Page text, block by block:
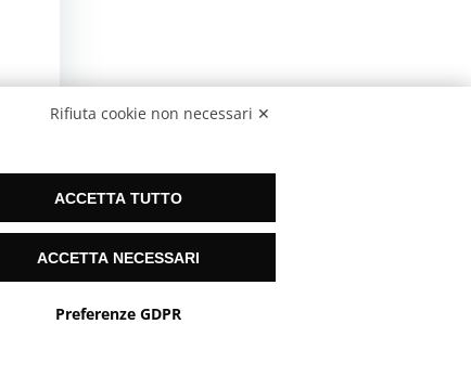
Rifiuta cookie non necessari ✕
ACCETTA TUTTO
ACCETTA NECESSARI
Preferenze GDPR